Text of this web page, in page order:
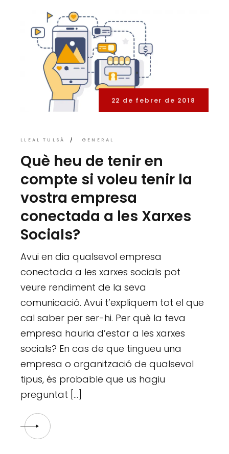
22 de febrer de 2018
LLEAL TULSÀ GENERAL
Què heu de tenir en
compte si voleu tenir la
vostra empresa
conectada a les Xarxes
Socials?
Avui en dia qualsevol empresa
conectada a les xarxes socials pot
veure rendiment de la seva
comunicació. Avui t’expliquem tot el que
cal saber per ser-hi. Per què la teva
empresa hauria d’estar a les xarxes
socials? En cas de que tingueu una
empresa o organització de qualsevol
tipus, és probable que us hagiu
preguntat […]